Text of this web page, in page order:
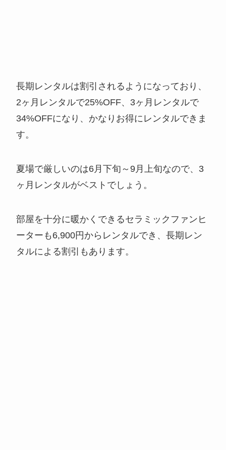
長期レンタルは割引されるようになっており、
2ヶ月レンタルで25%OFF、3ヶ月レンタルで
34%OFFになり、かなりお得にレンタルできま
す。
夏場で厳しいのは6月下旬～9月上旬なので、3
ヶ月レンタルがベストでしょう。
部屋を十分に暖かくできるセラミックファンヒ
ーターも6,900円からレンタルでき、長期レン
タルによる割引もあります。